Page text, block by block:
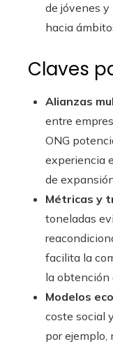
de jóvenes y
hacia
Claves
Alianzas
entre
ONG
experiencia
de
Métricas y
toneladas
facilita la
la obtención
Modelos
coste social
por ejemplo,